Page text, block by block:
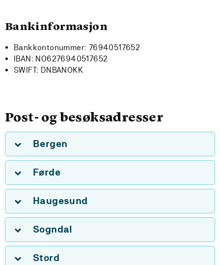
Bankinformasjon
Bankkontonummer: 76940517652
IBAN: NO6276940517652
SWIFT: DNBANOKK
Post- og besøksadresser
Bergen
Førde
Haugesund
Sogndal
Stord